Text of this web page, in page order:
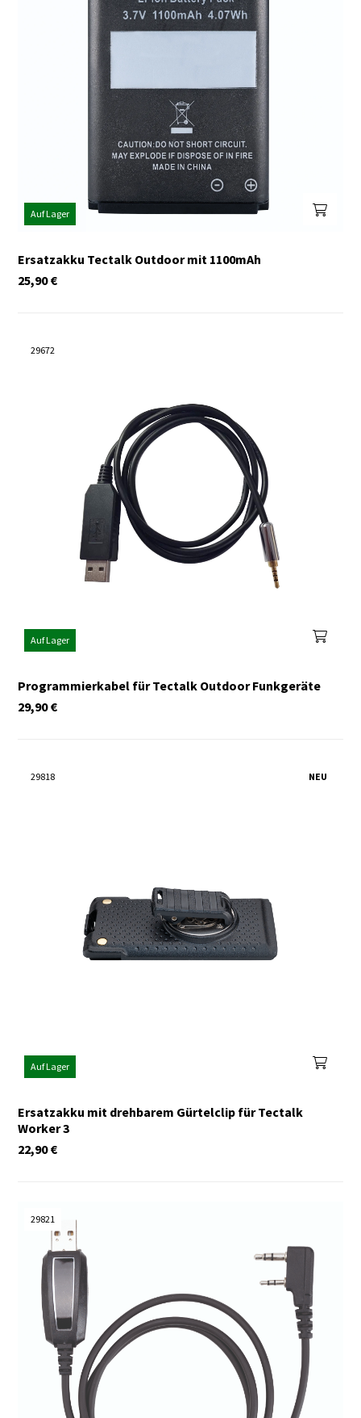
Auf Lager
Ersatzakku Tectalk Outdoor mit 1100mAh
€
25,90
29672
Auf Lager
Programmierkabel für Tectalk Outdoor Funkgeräte
€
29,90
NEU
29818
Auf Lager
Ersatzakku mit drehbarem Gürtelclip für Tectalk
Worker 3
€
22,90
29821